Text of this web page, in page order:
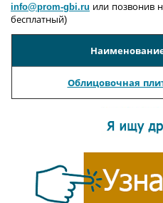
info@prom-gbi.ru или позвонив
бесплатный)
Облицовочная